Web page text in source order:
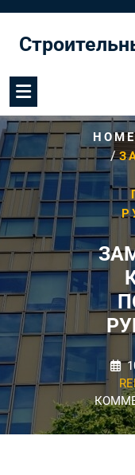
содержимому
HOME
/